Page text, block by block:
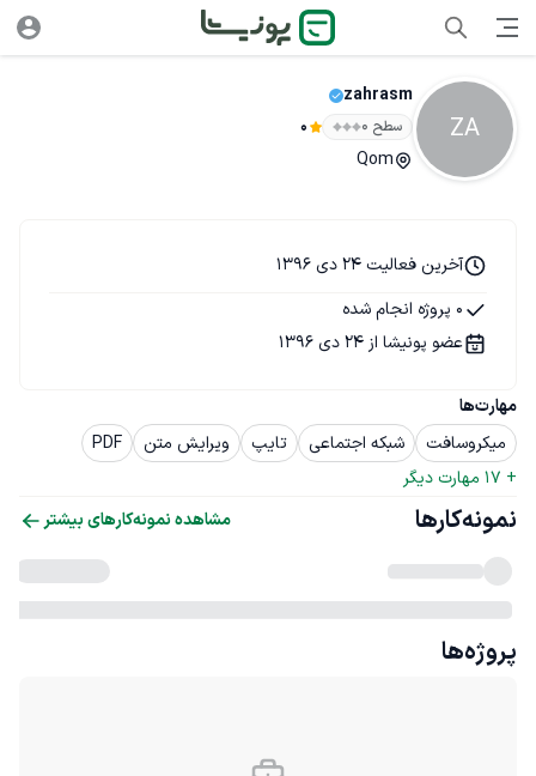
ZA
zahrasm
سطح ۰ 0
Qom
مهارت‌ها
میکروسافت
شبکه اجتماعی تایپ ویرایش متن
PDF
+
17 مهارت دیگر
آخرین فعالیت 24 دی 1396
0 پروژه انجام شده
عضو پونیشا از 24 دی 1396
نمونه‌کارها مشاهده نمونه‌کارهای بیشتر
پروژه‌ها